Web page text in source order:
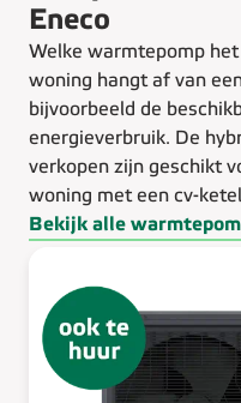
Eneco
Welke warmtepomp
woning hangt af van
bijvoorbeeld de
energieverbruik. De
verkopen zijn geschikt
woning met een cv-
Bekijk alle